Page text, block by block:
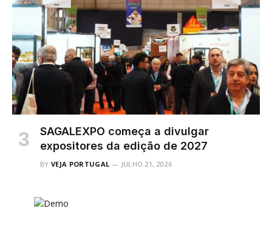
SAGALEXPO começa a divulgar
expositores da edição de 2027
BY VEJA PORTUGAL JULHO 21, 2026